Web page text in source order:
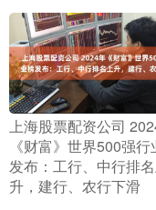
上海股票配资公司
《财富》世界500强行
发布：工行、中行排
升，建行、农行下滑